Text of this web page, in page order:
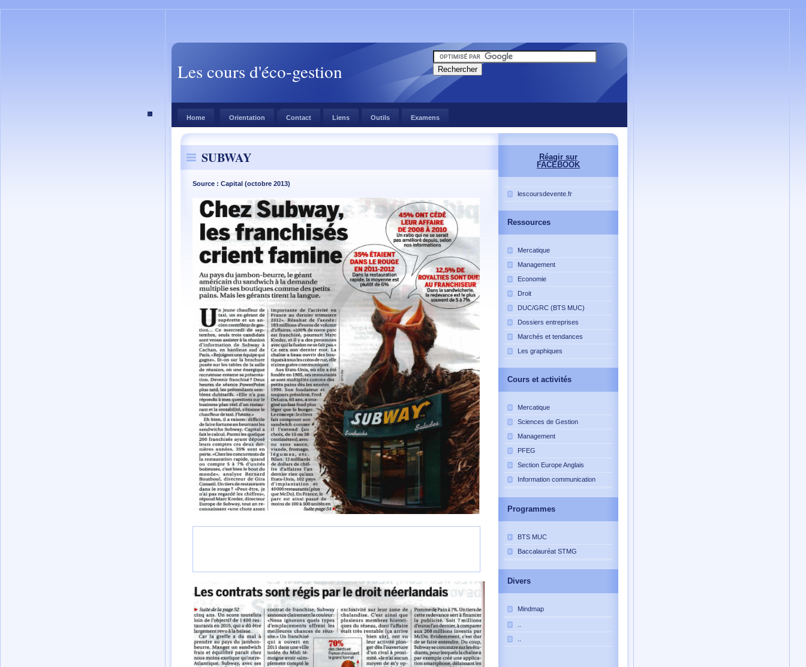
Les cours d'éco-gestion
Home Orientation Contact Liens Outils Examens
SUBWAY
Source : Capital (octobre 2013)
Réagir sur
FACEBOOK
lescoursdevente.fr
Ressources
Mercatique
Management
Economie
Droit
DUC/GRC (BTS MUC)
Dossiers entreprises
Marchés et tendances
Les graphiques
Cours et activités
Mercatique
Sciences de Gestion
Management
PFEG
Section Europe Anglais
Information communication
Programmes
BTS MUC
Baccalauréat STMG
Divers
Mindmap